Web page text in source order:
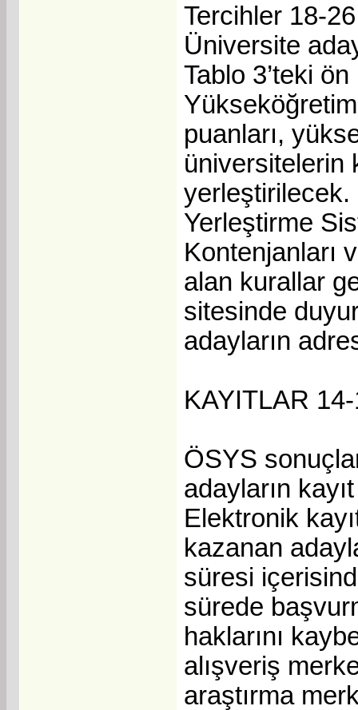
Tercihler 18-
Üniversite
Tablo 3’teki
puanları,
üniversitelerin
Yerleştirme
Kontenjanları
alan kurallar
sitesinde
adayların
KAYITLAR
ÖSYS
adayların
Elektronik
kazanan
süresi
sürede
haklarını
alışveriş
araştırma